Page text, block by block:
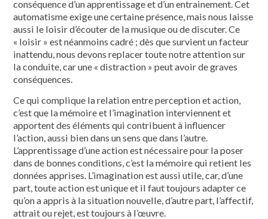
conséquence d’un apprentissage et d’un entrainement. Cet
automatisme exige une certaine présence, mais nous laisse
aussi le loisir d’écouter de la musique ou de discuter. Ce
« loisir » est néanmoins cadré ; dès que survient un facteur
inattendu, nous devons replacer toute notre attention sur
la conduite, car une « distraction » peut avoir de graves
conséquences.
Ce qui complique la relation entre perception et action,
c’est que la mémoire et l’imagination interviennent et
apportent des éléments qui contribuent à influencer
l’action, aussi bien dans un sens que dans l’autre.
L’apprentissage d’une action est nécessaire pour la poser
dans de bonnes conditions, c’est la mémoire qui retient les
données apprises. L’imagination est aussi utile, car, d’une
part, toute action est unique et il faut toujours adapter ce
qu’on a appris à la situation nouvelle, d’autre part, l’affectif,
attrait ou rejet, est toujours à l’œuvre.